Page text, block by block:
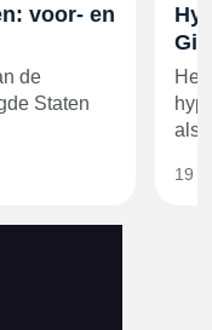
voor- en
de
Staten
Het
19